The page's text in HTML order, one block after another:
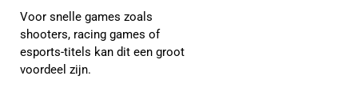
Voor snelle games zoals
shooters, racing games of
esports-titels kan dit een groot
voordeel zijn.